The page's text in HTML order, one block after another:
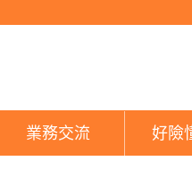
業務交流 好險